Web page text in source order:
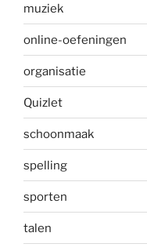
muziek
online-oefeningen
organisatie
Quizlet
schoonmaak
spelling
sporten
talen